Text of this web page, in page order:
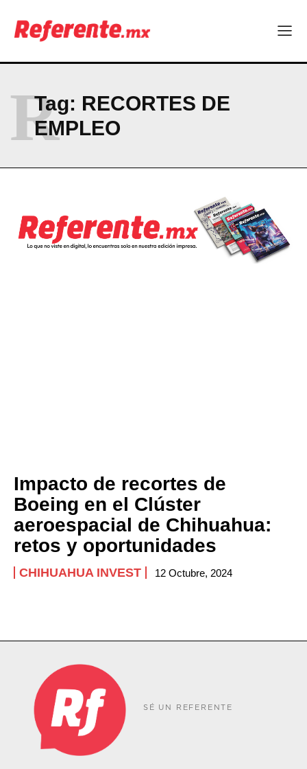
CONTACT
PRIVACY POLICY
Tag: RECORTES DE
EMPLEO
R
Impacto de recortes de
Boeing en el Clúster
aeroespacial de Chihuahua:
retos y oportunidades
CHIHUAHUA INVEST 12 Octubre, 2024
SÉ UN REFERENTE